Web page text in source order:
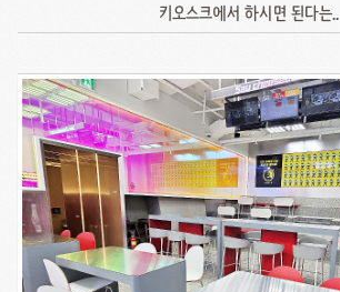
키오스크에서 하시면 된다는..